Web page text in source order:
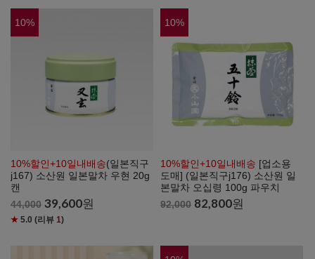
10%
10%할인+10일내배송(일본직구
j167) 소산원 일본말차 우현 20g
캔
44,000 39,600원
★ 5.0 (리뷰 1)
10%
10%할인+10일내배송 [업소용
도매] (일본직구j176) 소산원 일
본말차 오십령 100g 파우치
92,000 82,800원